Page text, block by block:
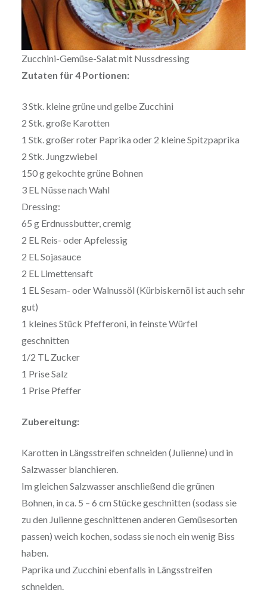
Zucchini-Gemüse-Salat mit Nussdressing
Zutaten für 4 Portionen:
3 Stk. kleine grüne und gelbe Zucchini
2 Stk. große Karotten
1 Stk. großer roter Paprika oder 2 kleine Spitzpaprika
2 Stk. Jungzwiebel
150 g gekochte grüne Bohnen
3 EL Nüsse nach Wahl
Dressing:
65 g Erdnussbutter, cremig
2 EL Reis- oder Apfelessig
2 EL Sojasauce
2 EL Limettensaft
1 EL Sesam- oder Walnussöl (Kürbiskernöl ist auch sehr
gut)
1 kleines Stück Pfefferoni, in feinste Würfel
geschnitten
1/2 TL Zucker
1 Prise Salz
1 Prise Pfeffer
Zubereitung:
Karotten in Längsstreifen schneiden (Julienne) und in
Salzwasser blanchieren.
Im gleichen Salzwasser anschließend die grünen
Bohnen, in ca. 5 – 6 cm Stücke geschnitten (sodass sie
zu den Julienne geschnittenen anderen Gemüsesorten
passen) weich kochen, sodass sie noch ein wenig Biss
haben.
Paprika und Zucchini ebenfalls in Längsstreifen
schneiden.